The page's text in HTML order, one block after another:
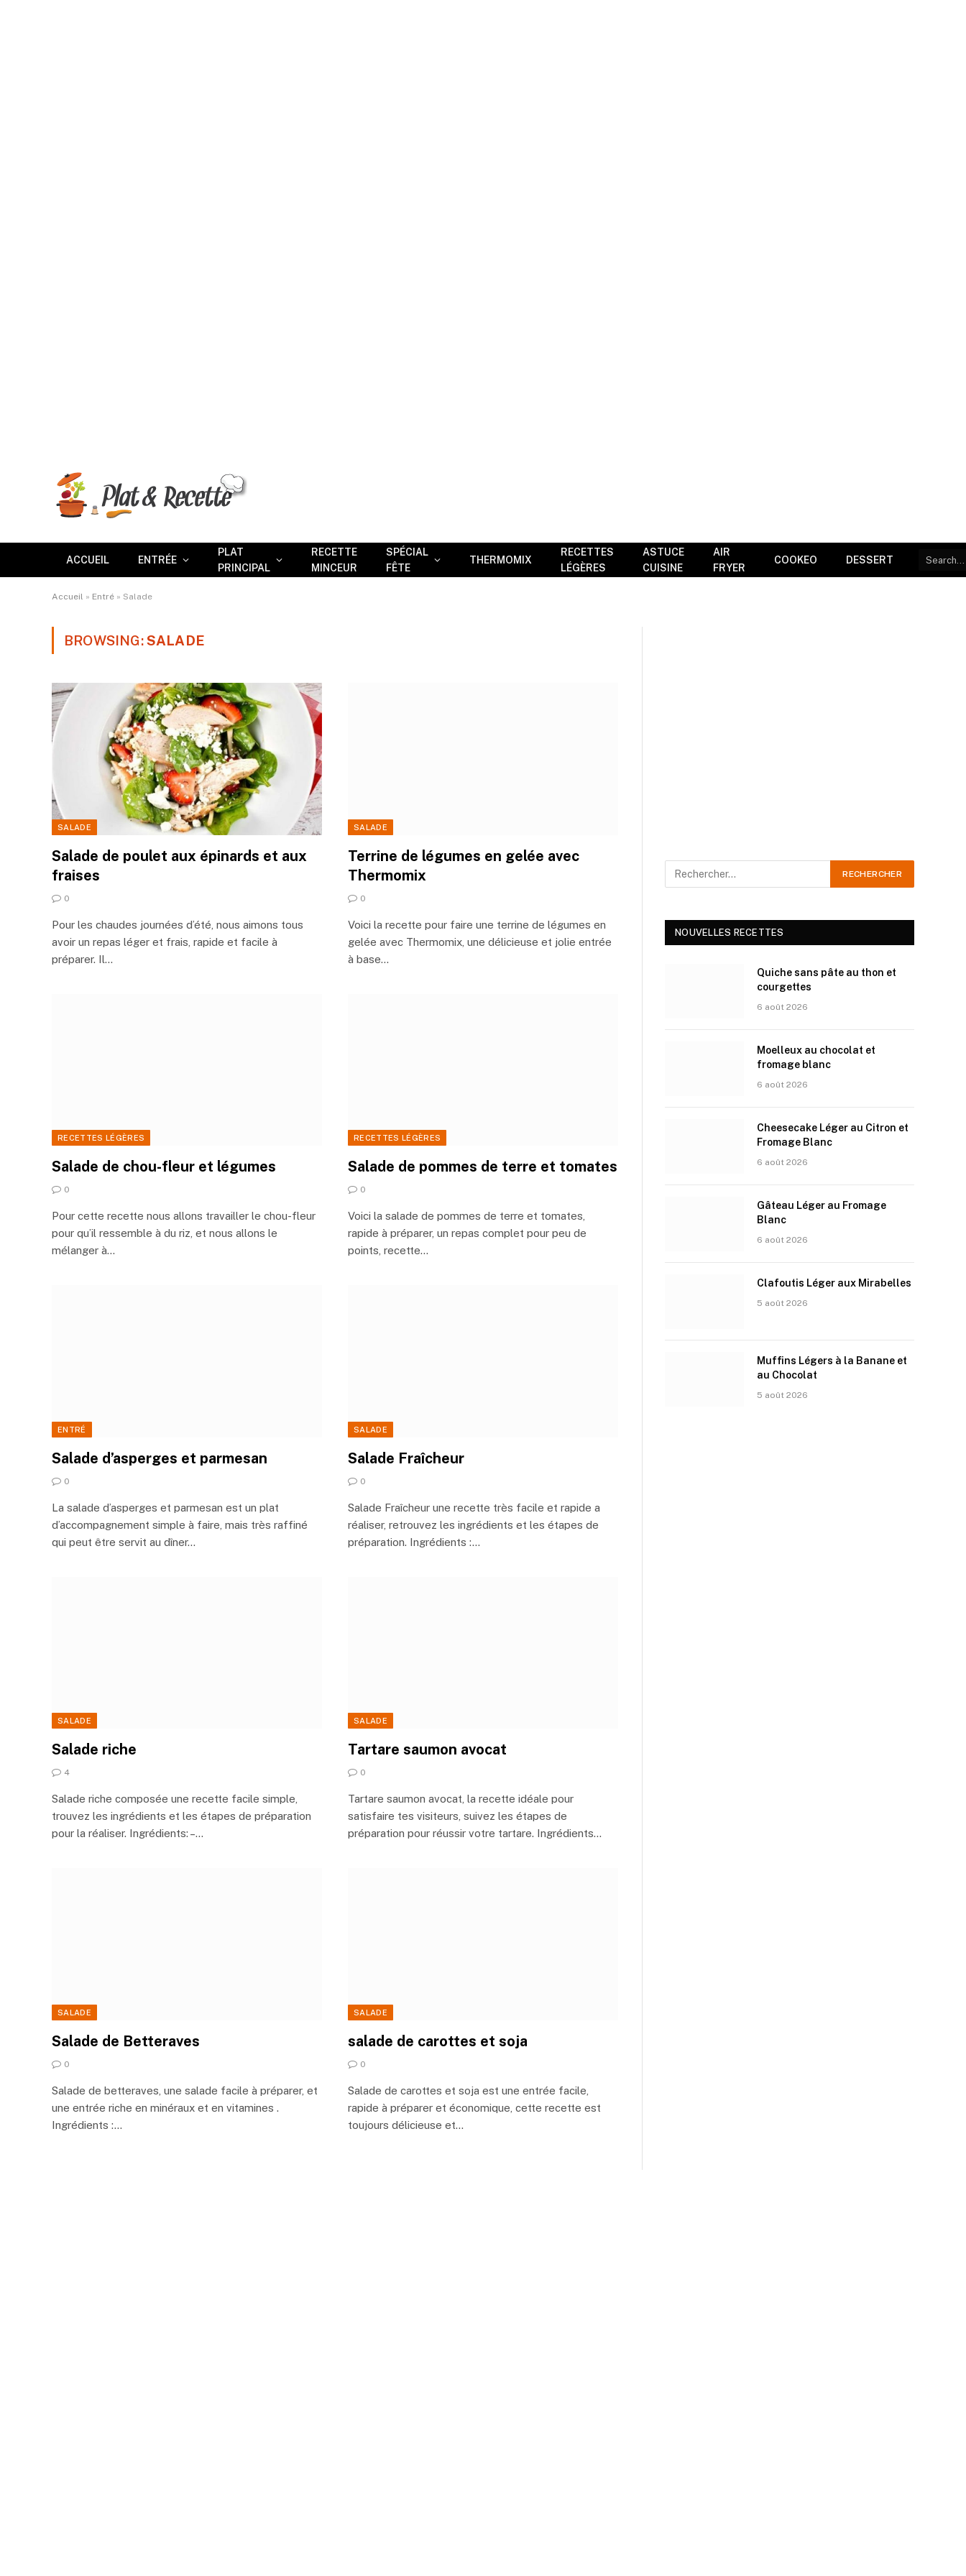
ACCUEIL ENTRÉE
PLAT
PRINCIPAL
RECETTE
MINCEUR
SPÉCIAL
FÊTE
THERMOMIX
RECETTES
LÉGÈRES
ASTUCE
CUISINE
AIR
FRYER
COOKEO DESSERT
Accueil » Entré » Salade
BROWSING:SALADE
SALADE
Salade de poulet aux épinards et aux
fraises
0
Pour les chaudes journées d’été, nous aimons tous
avoir un repas léger et frais, rapide et facile à
préparer. Il…
SALADE
Terrine de légumes en gelée avec
Thermomix
0
Voici la recette pour faire une terrine de légumes en
gelée avec Thermomix, une délicieuse et jolie entrée
à base…
RECETTES LÉGÈRES
Salade de chou-fleur et légumes
0
Pour cette recette nous allons travailler le chou-fleur
pour qu’il ressemble à du riz, et nous allons le
mélanger à…
RECETTES LÉGÈRES
Salade de pommes de terre et tomates
0
Voici la salade de pommes de terre et tomates,
rapide à préparer, un repas complet pour peu de
points, recette…
ENTRÉ
Salade d’asperges et parmesan
0
La salade d’asperges et parmesan est un plat
d’accompagnement simple à faire, mais très raffiné
qui peut être servit au dîner…
SALADE
Salade Fraîcheur
0
Salade Fraîcheur une recette très facile et rapide a
réaliser, retrouvez les ingrédients et les étapes de
préparation. Ingrédients :…
SALADE
Salade riche
4
Salade riche composée une recette facile simple,
trouvez les ingrédients et les étapes de préparation
pour la réaliser. Ingrédients: –…
SALADE
Tartare saumon avocat
0
Tartare saumon avocat, la recette idéale pour
satisfaire tes visiteurs, suivez les étapes de
préparation pour réussir votre tartare. Ingrédients…
SALADE
Salade de Betteraves
0
Salade de betteraves, une salade facile à préparer, et
une entrée riche en minéraux et en vitamines .
Ingrédients :…
SALADE
salade de carottes et soja
0
Salade de carottes et soja est une entrée facile,
rapide à préparer et économique, cette recette est
toujours délicieuse et…
NOUVELLES RECETTES
Quiche sans pâte au thon et
courgettes
6 août 2026
Moelleux au chocolat et
fromage blanc
6 août 2026
Cheesecake Léger au Citron et
Fromage Blanc
6 août 2026
Gâteau Léger au Fromage
Blanc
6 août 2026
Clafoutis Léger aux Mirabelles
5 août 2026
Muffins Légers à la Banane et
au Chocolat
5 août 2026